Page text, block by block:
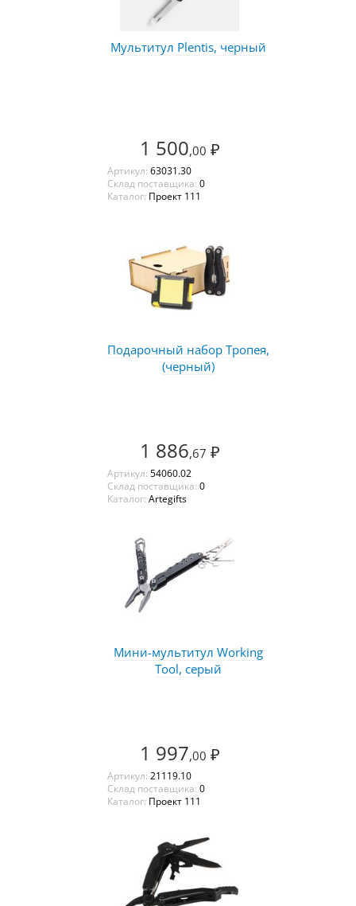
Мультитул Plentis, черный
1 500,00 ₽
Артикул: 63031.30
Склад поставщика: 0
Каталог: Проект 111
Подарочный набор Тропея,
(черный)
1 886,67 ₽
Артикул: 54060.02
Склад поставщика: 0
Каталог: Artegifts
Мини-мультитул Working
Tool, серый
1 997,00 ₽
Артикул: 21119.10
Склад поставщика: 0
Каталог: Проект 111